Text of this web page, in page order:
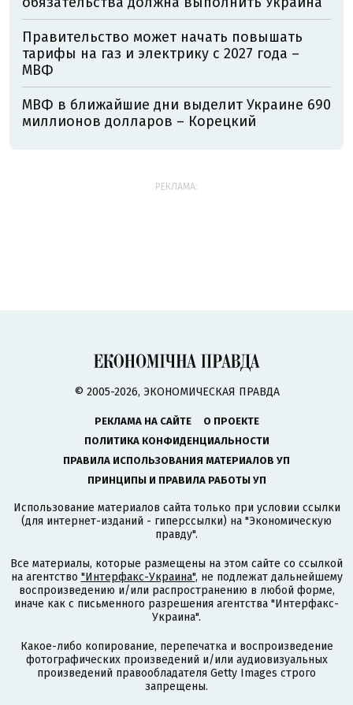
Правительство может начать повышать
тарифы на газ и электрику с 2027 года –
МВФ
МВФ в ближайшие дни выделит Украине 690
миллионов долларов – Корецкий
РЕКЛАМА:
© 2005-2026, ЭКОНОМИЧЕСКАЯ ПРАВДА
РЕКЛАМА НА САЙТЕ
О ПРОЕКТЕ
ПОЛИТИКА КОНФИДЕНЦИАЛЬНОСТИ
ПРАВИЛА ИСПОЛЬЗОВАНИЯ МАТЕРИАЛОВ УП
ПРИНЦИПЫ И ПРАВИЛА РАБОТЫ УП
Использование материалов сайта только при условии ссылки
(для интернет-изданий - гиперссылки) на "Экономическую
правду".
Все материалы, которые размещены на этом сайте со ссылкой
на агентство "Интерфакс-Украина", не подлежат дальнейшему
воспроизведению и/или распространению в любой форме,
иначе как с письменного разрешения агентства "Интерфакс-
Украина".
Какое-либо копирование, перепечатка и воспроизведение
фотографических произведений и/или аудиовизуальных
произведений правообладателя Getty Images строго
запрещены.